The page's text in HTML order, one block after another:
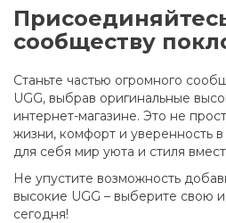
сообществу
Станьте частью огромного
UGG, выбрав оригинальные
интернет-магазине. Это не
жизни, комфорт и уверенность
для себя мир уюта и стиля
Не упустите возможность
высокие UGG – выберите свою
сегодня!